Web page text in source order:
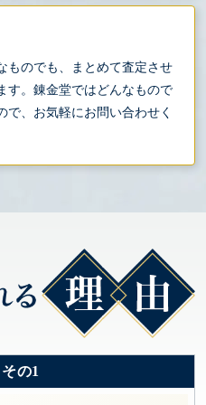
ものでも、まとめて査定させ
す。錬金堂ではどんなもので
で、お気軽にお問い合わせく
の1